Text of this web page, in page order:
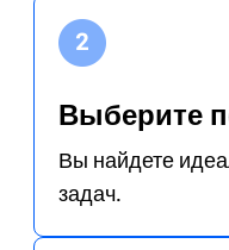
Выберите
Вы найдете
задач.